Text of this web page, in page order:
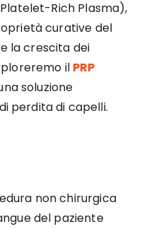
Rich Plasma),
curative del
la crescita dei
il PRP
soluzione
perdita di capelli.
non chirurgica
del paziente